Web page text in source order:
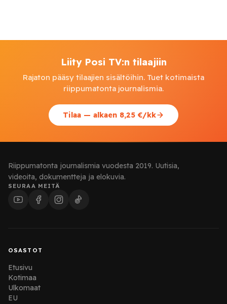
Liity Posi TV:n tilaajiin
Rajaton pääsy tilaajien sisältöihin. Tuet kotimaista
riippumatonta journalismia.
Tilaa — alkaen 8,25 €/kk
Riippumatonta journalismia vuodesta 2019. Uutisia,
videoita, dokumentteja ja elokuvia.
SEURAA MEITÄ
OSASTOT
Etusivu
Kotimaa
Ulkomaat
EU